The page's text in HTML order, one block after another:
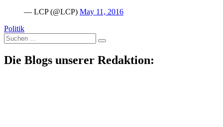
— LCP (@LCP) May 11, 2016
Politik
Suche
nach:
Die Blogs unserer Redaktion: